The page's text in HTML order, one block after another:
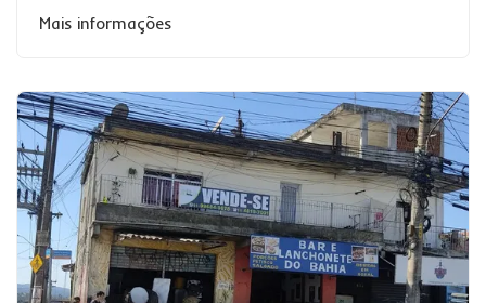
Mais informações